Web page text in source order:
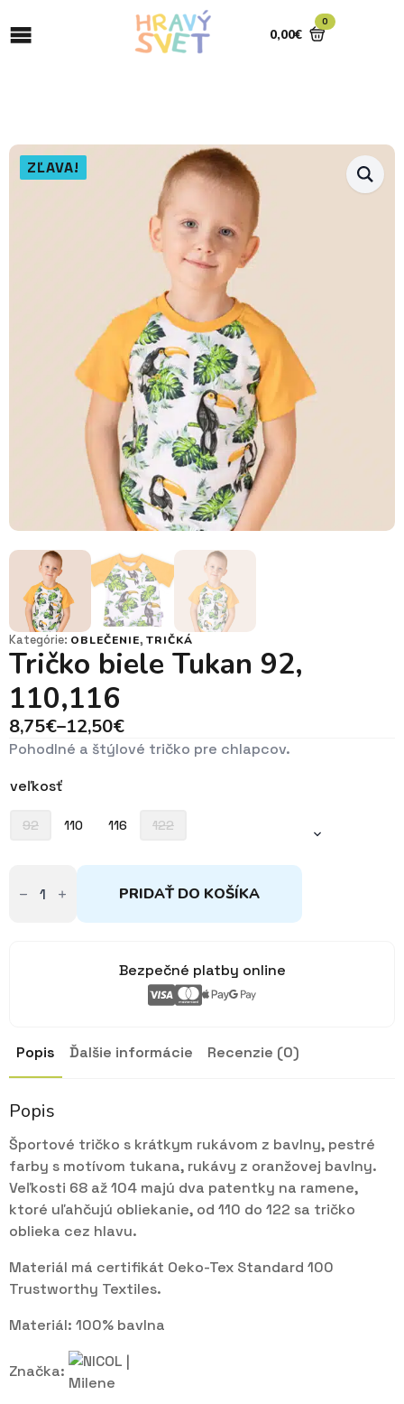
0,00€
0
ZĽAVA!
Kategórie: OBLEČENIE, TRIČKÁ
Tričko biele Tukan 92,
110,116
8,75€–12,50€
Price
range:
8,75€
12,50€
Pohodlné a štýlové tričko pre chlapcov.
veľkosť
92 110 116 122
množstvo
Tričko
biele PRIDAŤ DO KOŠÍKA
Bezpečné platby online
Popis Ďalšie informácie Recenzie (0)
Popis
Športové tričko s krátkym rukávom z bavlny, pestré
farby s motívom tukana, rukávy z oranžovej bavlny.
Veľkosti 68 až 104 majú dva patentky na ramene,
ktoré uľahčujú obliekanie, od 110 do 122 sa tričko
oblieka cez hlavu.
Materiál má certifikát Oeko-Tex Standard 100
Trustworthy Textiles.
Materiál: 100% bavlna
Značka: